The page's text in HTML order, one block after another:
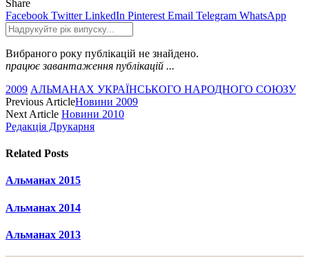
Share
Facebook Twitter LinkedIn Pinterest Email Telegram WhatsApp
Вибраного року публікацій не знайдено.
працює завантаження публікацій ...
2009 АЛЬМАНАХ УКРАЇНСЬКОГО НАРОДНОГО СОЮЗУ
Previous ArticleНовини 2009
Next Article Новини 2010
Редакція Друкарня
Related Posts
Альманах 2015
Альманах 2014
Альманах 2013